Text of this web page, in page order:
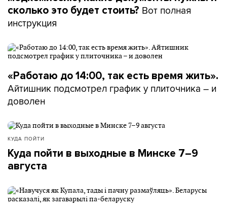
сколько это будет стоить? Вот полная
инструкция
«Работаю до 14:00, так есть время жить».
Айтишник подсмотрел график у плиточника – и
доволен
КУДА ПОЙТИ
Куда пойти в выходные в Минске 7–9
августа